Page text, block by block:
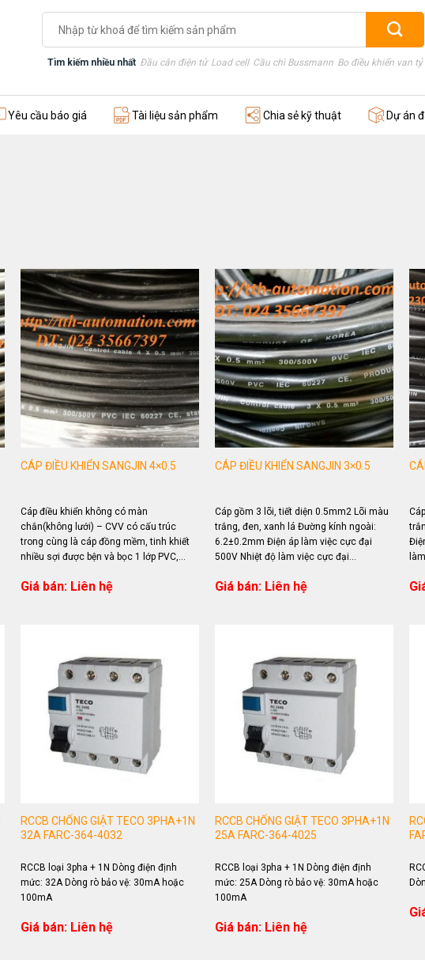
kiếm:
Tìm kiếm nhiều nhất Đầu cân điện tử Load cell Cầu chì Bussmann Bo điều khiển van tỷ
Yêu cầu báo giá Tài liệu sản phẩm Chia sẻ kỹ thuật Dự án
CÁP ĐIỀU KHIỂN SANGJIN 4×0.5
Cáp điều khiển không có màn
chắn(không lưới) – CVV có cấu trúc
trong cùng là cáp đồng mềm, tinh khiết
nhiều sợi được bện và bọc 1 lớp PVC,...
Giá bán: Liên hệ
CÁP ĐIỀU KHIỂN SANGJIN 3×0.5
Cáp gồm 3 lõi, tiết diện 0.5mm2 Lõi màu
trắng, đen, xanh lá Đường kính ngoài:
6.2±0.2mm Điện áp làm việc cực đại
500V Nhiệt độ làm việc cực đại...
Giá bán: Liên hệ
RCCB CHỐNG GIẬT TECO 3PHA+1N
32A FARC-364-4032
RCCB loại 3pha + 1N Dòng điện định
mức: 32A Dòng rò bảo vệ: 30mA hoặc
100mA
Giá bán: Liên hệ
RCCB CHỐNG GIẬT TECO 3PHA+1N
25A FARC-364-4025
RCCB loại 3pha + 1N Dòng điện định
mức: 25A Dòng rò bảo vệ: 30mA hoặc
100mA
Giá bán: Liên hệ